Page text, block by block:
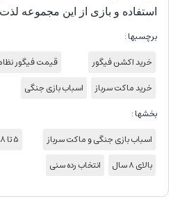
استفاده و بازی از این مجموعه لذت
برچسبها :
خرید اکشن فیگور
قیمت فیگور
خرید ماکت سرباز
اسباب بازی جنگی
بخشها :
اسباب بازی جنگی و ماکت سرباز
5 تا 8 سال
بالای 8 سال
انتخاب رده سنی